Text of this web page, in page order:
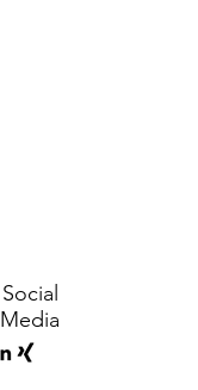
Social
Media